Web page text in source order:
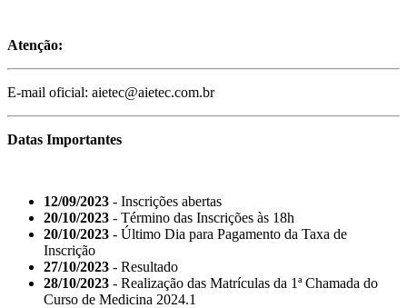
Atenção:
E-mail oficial: aietec@aietec.com.br
Datas Importantes
12/09/2023 - Inscrições abertas
20/10/2023 - Término das Inscrições às 18h
20/10/2023 - Último Dia para Pagamento da Taxa de
Inscrição
27/10/2023 - Resultado
28/10/2023 - Realização das Matrículas da 1ª Chamada do
Curso de Medicina 2024.1